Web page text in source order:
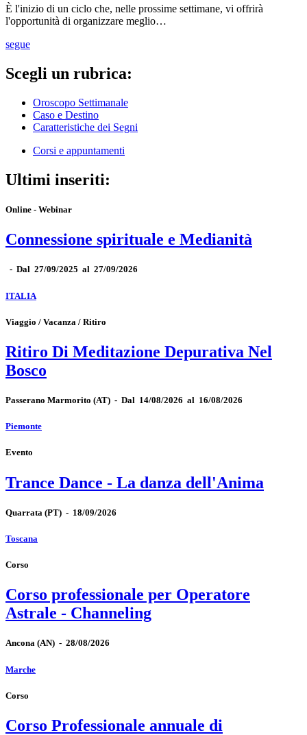
È l'inizio di un ciclo che, nelle prossime settimane, vi offrirà
l'opportunità di organizzare meglio…
segue
Scegli un rubrica:
Oroscopo Settimanale
Caso e Destino
Caratteristiche dei Segni
Corsi e appuntamenti
Ultimi inseriti:
Online - Webinar
Connessione spirituale e Medianità
- Dal 27/09/2025 al 27/09/2026
ITALIA
Viaggio / Vacanza / Ritiro
Ritiro Di Meditazione Depurativa Nel
Bosco
Passerano Marmorito (AT) - Dal 14/08/2026 al 16/08/2026
Piemonte
Evento
Trance Dance - La danza dell'Anima
Quarrata (PT) - 18/09/2026
Toscana
Corso
Corso professionale per Operatore
Astrale - Channeling
Ancona (AN) - 28/08/2026
Marche
Corso
Corso Professionale annuale di